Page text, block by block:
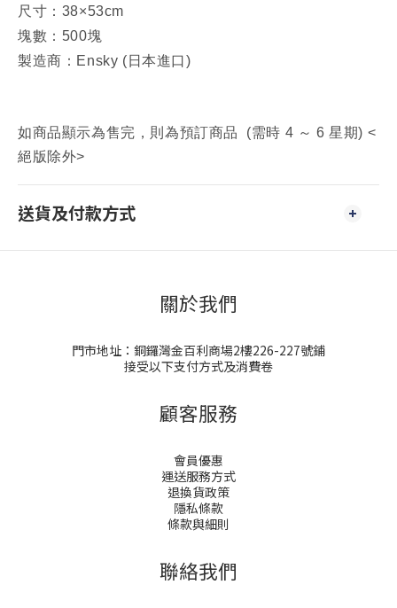
尺寸：38×53cm
塊數：500塊
製造商：Ensky (日本進口)
如商品顯示為售完，則為預訂商品 (需時 4 ～ 6 星期) <
絕版除外>
送貨及付款方式
關於我們
門市地址：銅鑼灣金百利商場2樓226-227號鋪
接受以下支付方式及消費卷
顧客服務
會員優惠
運送服務方式
退換貨政策
隱私條款
條款與細則
聯絡我們